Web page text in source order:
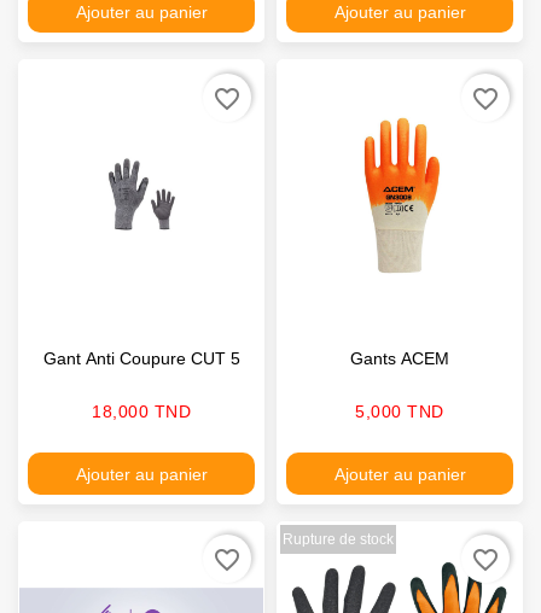
Ajouter au panier Ajouter au panier
Gant Anti Coupure CUT 5
Prix
18,000 TND
Ajouter au panier
favorite_border
Gants ACEM
Prix
5,000 TND
Ajouter au panier
favorite_border
favorite_border
Rupture de stock
favorite_border